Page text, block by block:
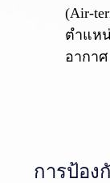
(Air-
ตำแห
อากาศ
การป้อง